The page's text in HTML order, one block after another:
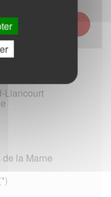
(CAF) DE LA
EN-CHAMPAGNE
Liancourt
la Marne